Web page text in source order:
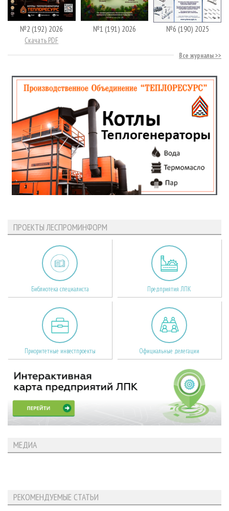
№2 (192) 2026
Скачать PDF
№1 (191) 2026 №6 (190) 2025
Все журналы
ПРОЕКТЫ ЛЕСПРОМИНФОРМ
Библиотека специалиста Предприятия ЛПК
Приоритетные инвестпроекты Официальные делегации
МЕДИА
РЕКОМЕНДУЕМЫЕ СТАТЬИ